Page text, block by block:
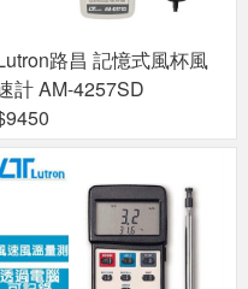
路昌 記憶式風杯風
計 AM-4257SD